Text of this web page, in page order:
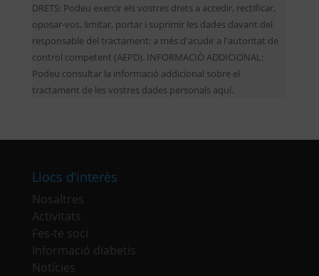
DRETS: Podeu exercir els vostres drets a accedir, rectificar,
oposar-vos, limitar, portar i suprimir les dades davant del
responsable del tractament; a més d'acudir a l'autoritat de
control competent (AEPD). INFORMACIÓ ADDICIONAL:
Podeu consultar la informació addicional sobre el
tractament de les vostres dades personals aquí.
Llocs d’interès
Nosaltres
Activitats
Fes-te soci
Informació diabetis
Notícies